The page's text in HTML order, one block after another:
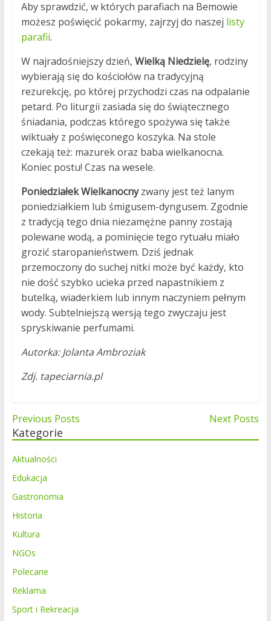
Aby sprawdzić, w których parafiach na Bemowie
możesz poświęcić pokarmy, zajrzyj do naszej listy
parafii.
W najradośniejszy dzień, Wielką Niedzielę, rodziny
wybierają się do kościołów na tradycyjną
rezurekcję, po której przychodzi czas na odpalanie
petard. Po liturgii zasiada się do świątecznego
śniadania, podczas którego spożywa się także
wiktuały z poświęconego koszyka. Na stole
czekają też: mazurek oraz baba wielkanocna.
Koniec postu! Czas na wesele.
Poniedziałek Wielkanocnyzwany jest też lanym
poniedziałkiem lub śmigusem-dyngusem. Zgodnie
z tradycją tego dnia niezamężne panny zostają
polewane wodą, a pominięcie tego rytuału miało
grozić staropanieństwem. Dziś jednak
przemoczony do suchej nitki może być każdy, kto
nie dość szybko ucieka przed napastnikiem z
butelką, wiaderkiem lub innym naczyniem pełnym
wody. Subtelniejszą wersją tego zwyczaju jest
spryskiwanie perfumami.
Autorka: Jolanta Ambroziak
Zdj. tapeciarnia.pl
Nawigacja
wpisu
Previous Posts Next Posts
Kategorie
Aktualności
Edukacja
Gastronomia
Historia
Kultura
NGOs
Polecane
Reklama
Sport i Rekreacja